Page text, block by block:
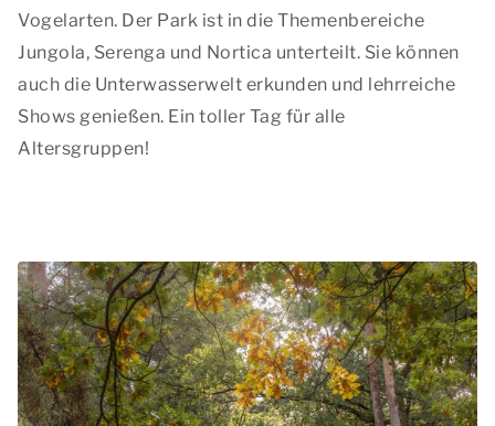
Vogelarten. Der Park ist in die Themenbereiche
Jungola, Serenga und Nortica unterteilt. Sie können
auch die Unterwasserwelt erkunden und lehrreiche
Shows genießen. Ein toller Tag für alle
Altersgruppen!